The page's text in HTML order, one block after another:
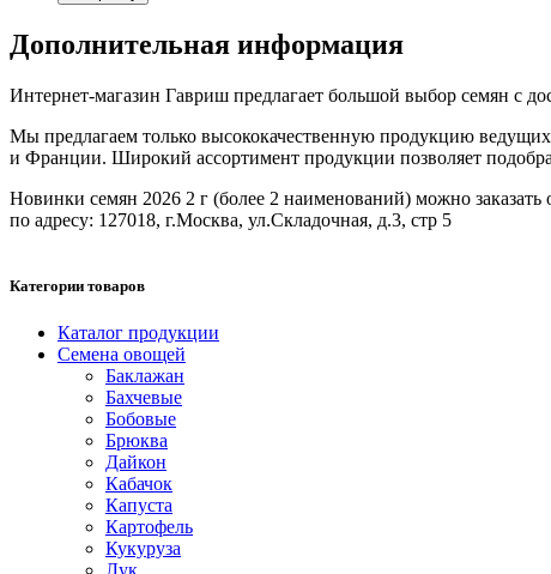
Дополнительная информация
Интернет-магазин Гавриш предлагает большой выбор семян с
Мы предлагаем только высококачественную продукцию
и Франции. Широкий ассортимент продукции позволяет
Новинки семян 2026 2 г (более 2 наименований) можно заказать
по адресу: 127018, г.Москва, ул.Складочная, д.3, стр 5
Категории товаров
Каталог продукции
Семена овощей
Баклажан
Бахчевые
Бобовые
Брюква
Дайкон
Кабачок
Капуста
Картофель
Кукуруза